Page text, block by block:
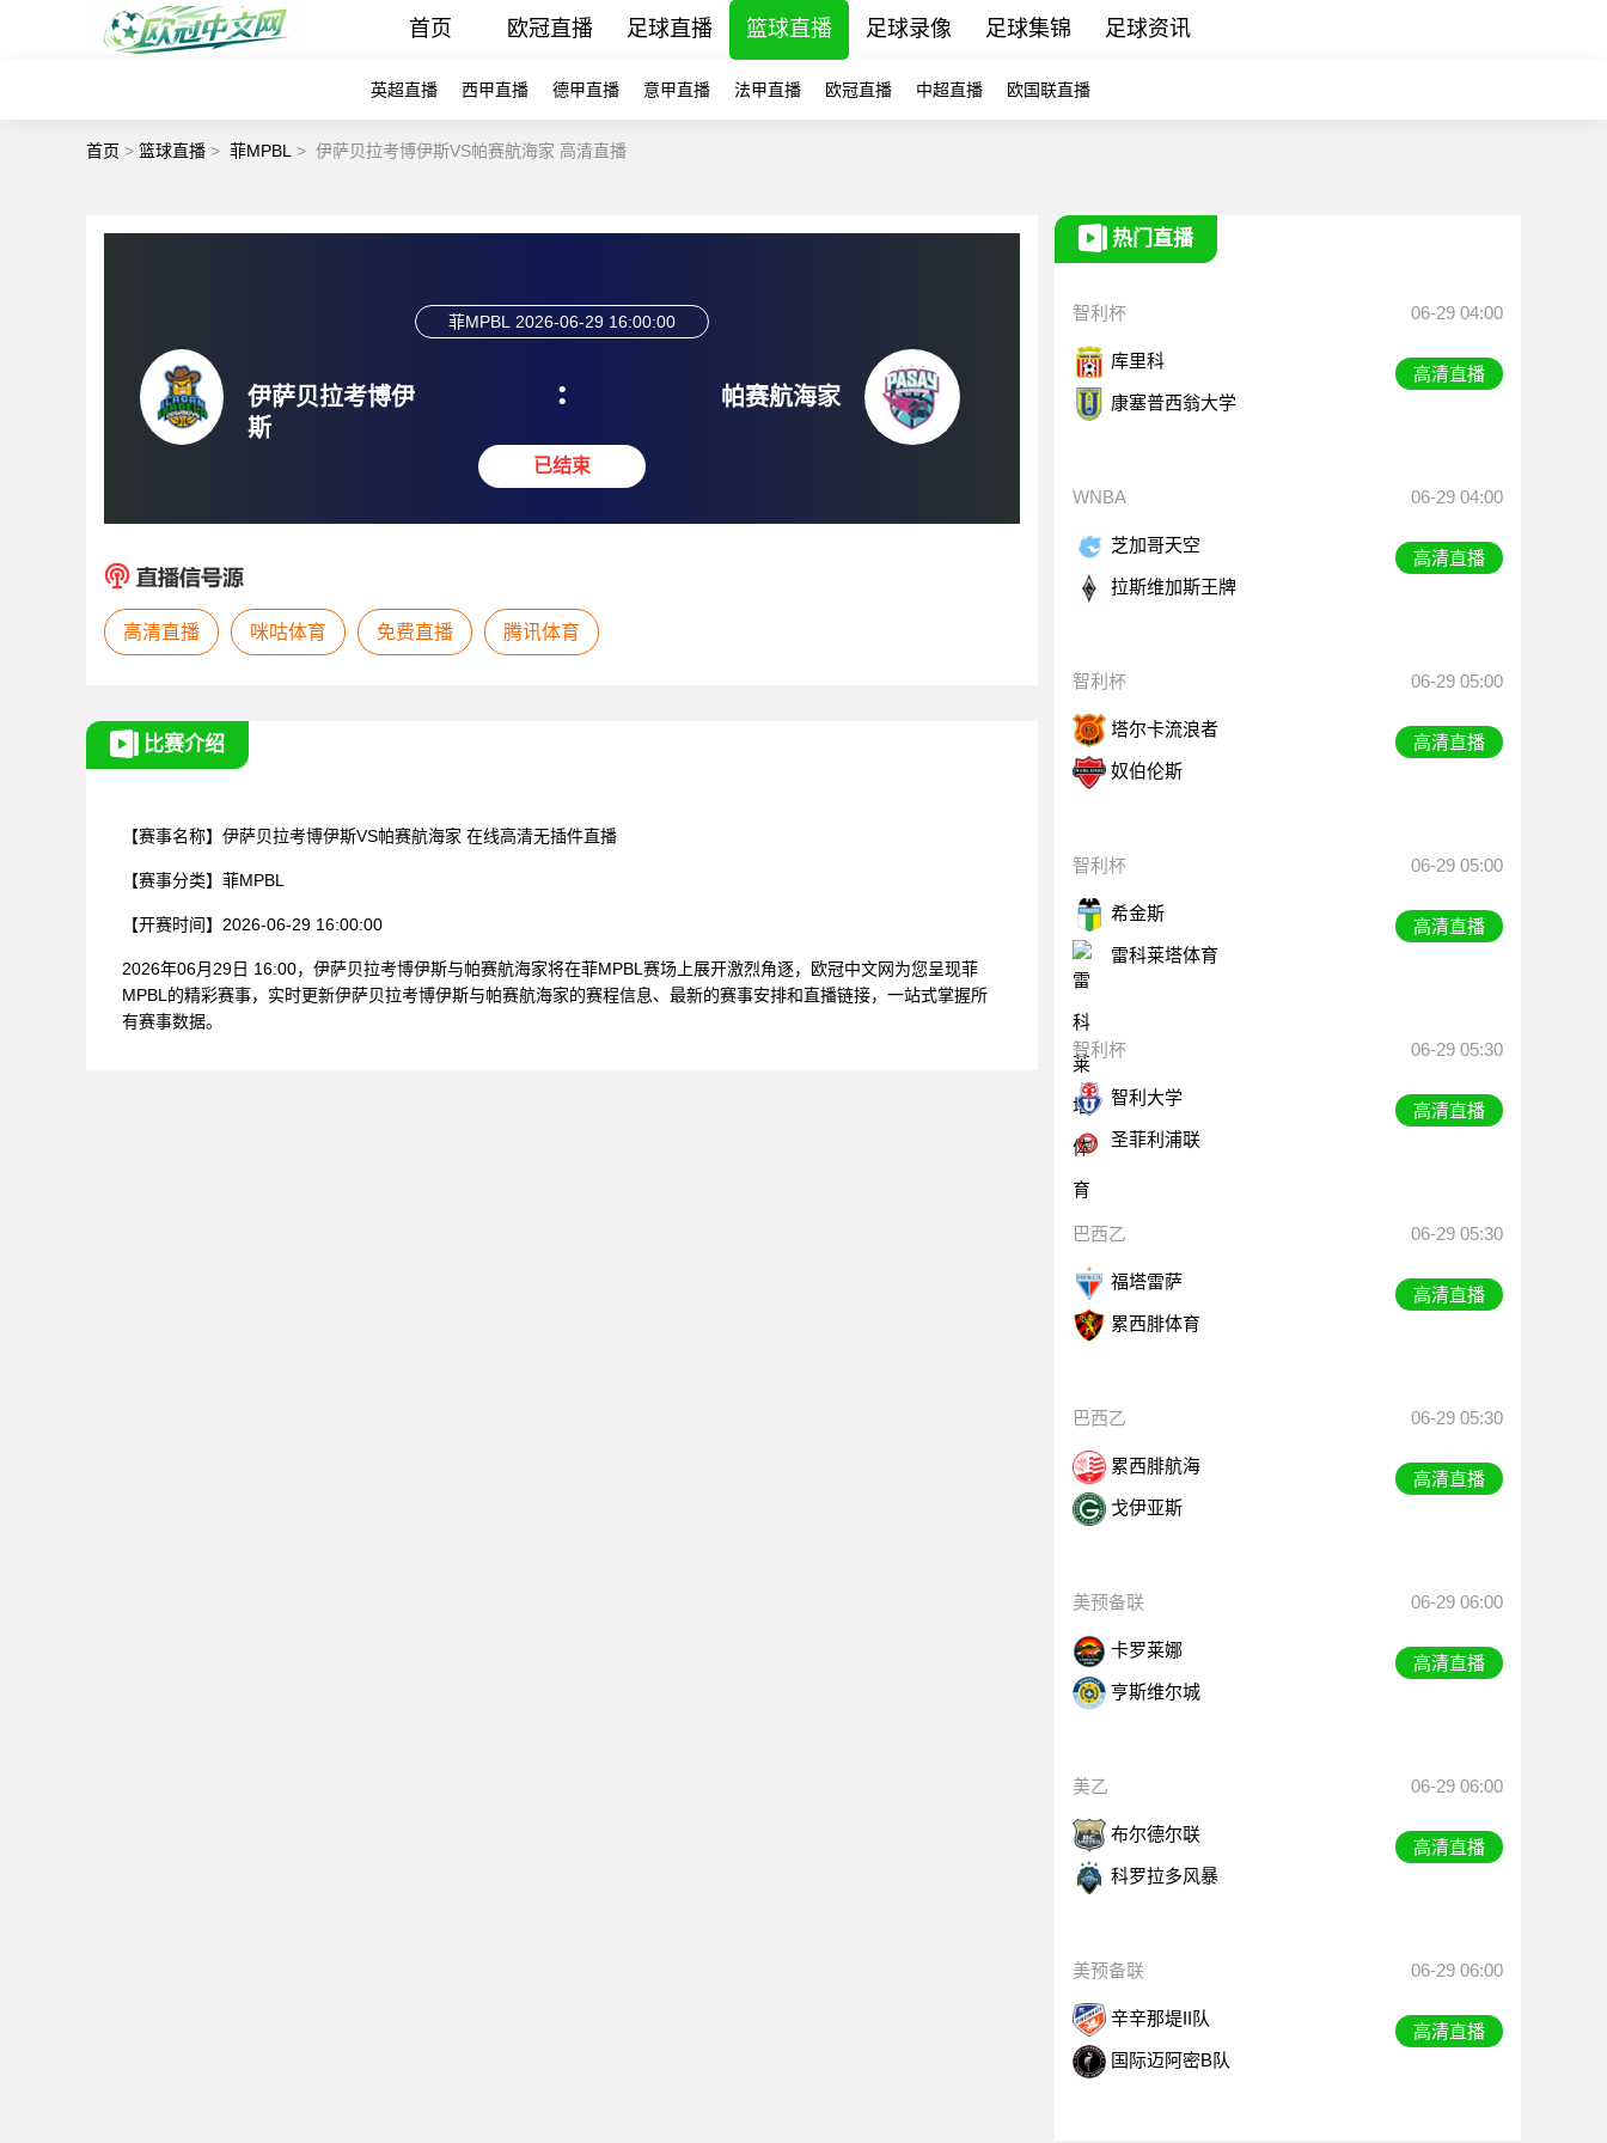
首页 欧冠直播 足球直播 篮球直播 足球录像 足球集锦 足球资讯
英超直播 西甲直播 德甲直播 意甲直播 法甲直播 欧冠直播 中超直播 欧国联直播
首页 > 篮球直播 > 菲MPBL > 伊萨贝拉考博伊斯VS帕赛航海家 高清直播
伊萨贝拉考博伊
斯
菲MPBL 2026-06-29 16:00:00
:
已结束
帕赛航海家
高清直播 咪咕体育 免费直播 腾讯体育
比赛介绍
【赛事名称】 伊萨贝拉考博伊斯VS帕赛航海家 在线高清无插件直播
【赛事分类】 菲MPBL
【开赛时间】 2026-06-29 16:00:00
2026年06月29日 16:00，伊萨贝拉考博伊斯与帕赛航海家将在菲MPBL赛场上展开激烈角逐，欧冠中文网为您呈现菲
MPBL的精彩赛事，实时更新伊萨贝拉考博伊斯与帕赛航海家的赛程信息、最新的赛事安排和直播链接，一站式掌握所
有赛事数据。
热门直播
智利杯 06-29 04:00
库里科
康塞普西翁大学
高清直播
WNBA 06-29 04:00
芝加哥天空
拉斯维加斯王牌
高清直播
智利杯 06-29 05:00
塔尔卡流浪者
奴伯伦斯
高清直播
智利杯 06-29 05:00
希金斯
雷科莱塔体育
高清直播
智利杯 06-29 05:30
智利大学
圣菲利浦联
高清直播
巴西乙 06-29 05:30
福塔雷萨
累西腓体育
高清直播
巴西乙 06-29 05:30
累西腓航海
戈伊亚斯
高清直播
美预备联 06-29 06:00
卡罗莱娜
亨斯维尔城
高清直播
美乙 06-29 06:00
布尔德尔联
科罗拉多风暴
高清直播
美预备联 06-29 06:00
辛辛那堤II队
国际迈阿密B队
高清直播